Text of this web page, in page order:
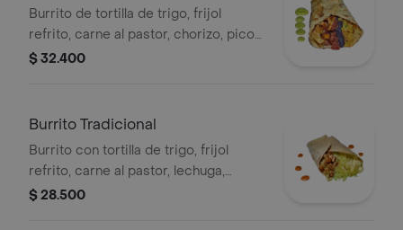
Burrito de tortilla de trigo, frijol
refrito, carne al pastor, chorizo, pico
de gallo, queso mozzarella, salsa
$ 32.400
Burrito Tradicional
Burrito con tortilla de trigo, frijol
refrito, carne al pastor, lechuga,
queso mozzarella, salsa ranchera y
$ 28.500